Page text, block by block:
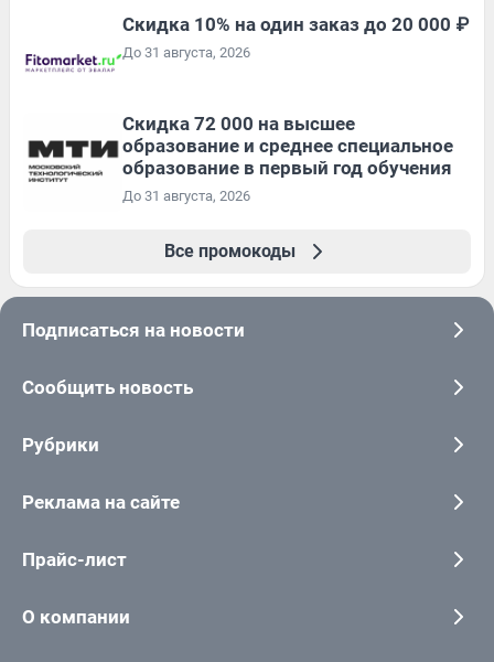
Скидка 10% на один заказ до 20 000 ₽
До 31 августа, 2026
Скидка 72 000 на высшее
образование и среднее специальное
образование в первый год обучения
До 31 августа, 2026
Все промокоды
Подписаться на новости
Сообщить новость
Рубрики
Реклама на сайте
Прайс-лист
О компании